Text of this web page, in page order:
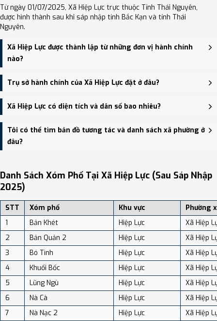
Từ ngày 01/07/2025, Xã Hiệp Lực trực thuộc Tỉnh Thái Nguyên,
được hình thành sau khi sáp nhập tỉnh Bắc Kạn và tỉnh Thái
Nguyên.
Xã Hiệp Lực được thành lập từ những đơn vị hành chính
nào?
Xã Hiệp Lực được thành lập trên cơ sở sáp nhập Xã Thuần Mang,
Xã Hiệp Lực.
Trụ sở hành chính của Xã Hiệp Lực đặt ở đâu?
Trụ sở hành chính mới của Xã Hiệp Lực đặt tại Trụ sở Đảng ủy,
HĐND, UBND xã Hiệp Lực - trung tâm khu vực thuận tiện giao
thông.
Xã Hiệp Lực có diện tích và dân số bao nhiêu?
Xã Hiệp Lực có Diện tích: 105.02 km², Dân số: 7,317 người, Mật độ
dân số: Khoảng 69.67 người/km²
Tôi có thể tìm bản đồ tương tác và danh sách xã phường ở
đâu?
địa điểm tại: VReview.vn - Nền tảng review địa điểm, dịch vụ và du
lịch uy tín tại Việt Nam.
Danh Sách Xóm Phố Tại Xã Hiệp Lực (sau Sáp Nhập
2025)
STT Xóm phố Khu vực
Phường
1
Bản Khét Hiệp Lực
Xã Hiệp
2
Bản Quản 2 Hiệp Lực
Xã Hiệp
3
Bó Tình Hiệp Lực
Xã Hiệp
4
Khuổi Bốc Hiệp Lực
Xã Hiệp
5
Lũng Ngù Hiệp Lực
Xã Hiệp
6
Nà Cà Hiệp Lực
Xã Hiệp
7
Nà Nạc 2 Hiệp Lực Xã Hiệp